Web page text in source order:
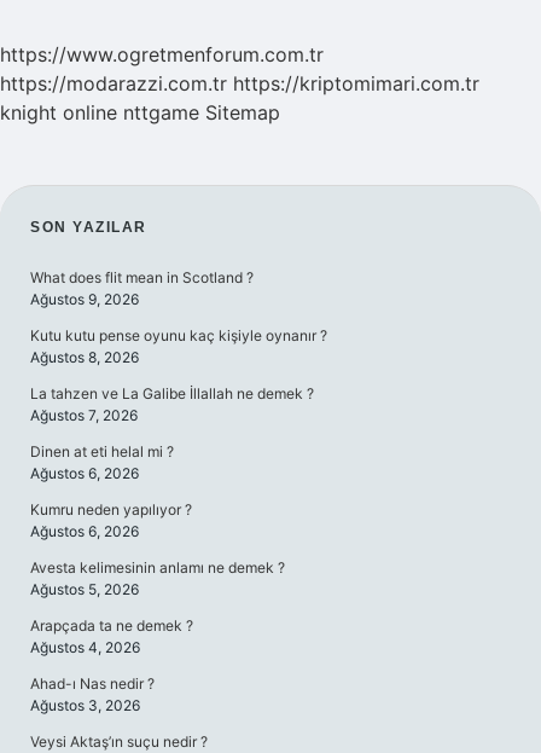
https://www.ogretmenforum.com.tr
https://modarazzi.com.tr https://kriptomimari.com.tr
knight online nttgame Sitemap
SIDEBAR
SON YAZILAR
What does flit mean in Scotland ?
Ağustos 9, 2026
Kutu kutu pense oyunu kaç kişiyle oynanır ?
Ağustos 8, 2026
La tahzen ve La Galibe İllallah ne demek ?
Ağustos 7, 2026
Dinen at eti helal mi ?
Ağustos 6, 2026
Kumru neden yapılıyor ?
Ağustos 6, 2026
Avesta kelimesinin anlamı ne demek ?
Ağustos 5, 2026
Arapçada ta ne demek ?
Ağustos 4, 2026
Ahad-ı Nas nedir ?
Ağustos 3, 2026
Veysi Aktaş’ın suçu nedir ?